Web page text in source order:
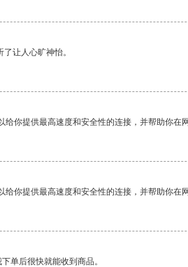
让人心旷神怡。
给你提供最高速度和安全性的连接，并帮助你在
给你提供最高速度和安全性的连接，并帮助你在
单后很快就能收到商品。